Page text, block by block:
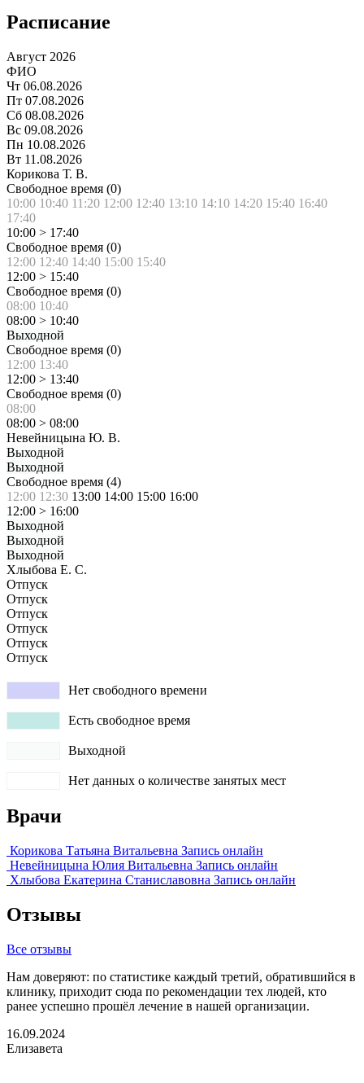
Расписание
Август 2026
ФИО
Чт 06.08.2026
Пт 07.08.2026
Сб 08.08.2026
Вс 09.08.2026
Пн 10.08.2026
Вт 11.08.2026
Корикова Т. В.
Свободное время (0)
10:00 10:40 11:20 12:00 12:40 13:10 14:10 14:20 15:40 16:40
17:40
10:00 > 17:40
Свободное время (0)
12:00 12:40 14:40 15:00 15:40
12:00 > 15:40
Свободное время (0)
08:00 10:40
08:00 > 10:40
Выходной
Свободное время (0)
12:00 13:40
12:00 > 13:40
Свободное время (0)
08:00
08:00 > 08:00
Невейницына Ю. В.
Выходной
Выходной
Свободное время (4)
12:00 12:30 13:00 14:00 15:00 16:00
12:00 > 16:00
Выходной
Выходной
Выходной
Хлыбова Е. С.
Отпуск
Отпуск
Отпуск
Отпуск
Отпуск
Отпуск
Нет свободного времени
Есть свободное время
Выходной
Нет данных о количестве занятых мест
Врачи
Корикова Татьяна Витальевна Запись онлайн
Невейницына Юлия Витальевна Запись онлайн
Хлыбова Екатерина Станиславовна Запись онлайн
Отзывы
Все отзывы
Нам доверяют: по статистике каждый третий, обратившийся в
клинику, приходит сюда по рекомендации тех людей, кто
ранее успешно прошёл лечение в нашей организации.
16.09.2024
Елизавета